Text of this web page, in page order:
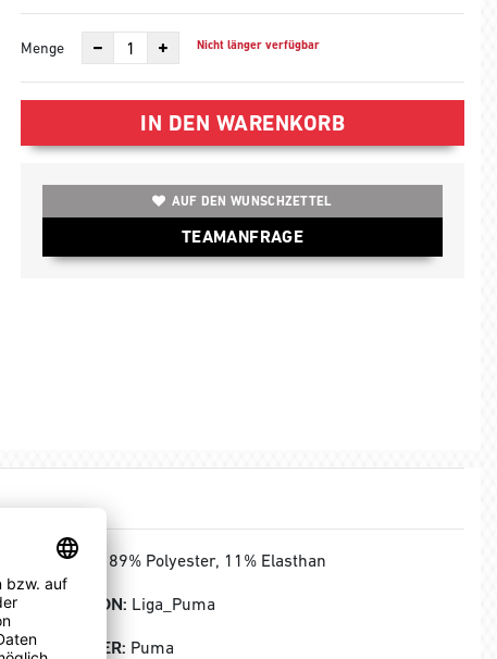
Menge Nicht länger verfügbar
IN DEN WARENKORB
AUF DEN WUNSCHZETTEL
TEAMANFRAGE
MATERIAL: 89% Polyester, 11% Elasthan
KOLLEKTION: Liga_Puma
HERSTELLER: Puma